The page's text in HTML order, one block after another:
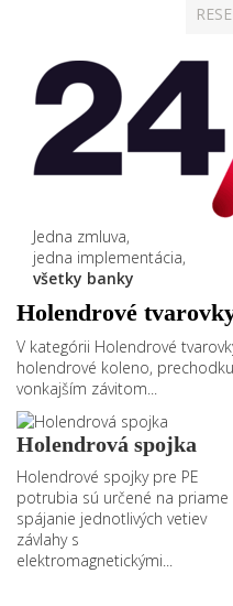
Jedna zmluva,
jedna implementácia,
všetky banky
Holendrové
V kategórii Holendrové
holendrové koleno,
vonkajším závitom...
Holendrová spojka
Holendrové spojky pre PE
potrubia sú určené na priame
spájanie jednotlivých vetiev
závlahy s
elektromagnetickými...